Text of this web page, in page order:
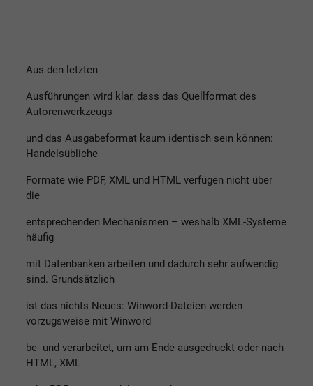
Aus den letzten
Ausführungen wird klar, dass das Quellformat des
Autorenwerkzeugs
und das Ausgabeformat kaum identisch sein können:
Handelsübliche
Formate wie PDF, XML und HTML verfügen nicht über
die
entsprechenden Mechanismen – weshalb XML-Systeme
häufig
mit Datenbanken arbeiten und dadurch sehr aufwendig
sind. Grundsätzlich
ist das nichts Neues: Winword-Dateien werden
vorzugsweise mit Winword
be- und verarbeitet, um am Ende ausgedruckt oder nach
HTML, XML